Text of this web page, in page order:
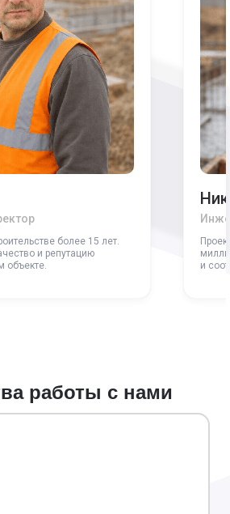
более 15 лет.
и репутацию
объекте.
и
работы с нами